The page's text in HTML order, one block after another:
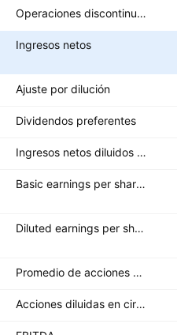
Operaciones discontinuas
Ingresos netos
Ajuste por dilución
Dividendos preferentes
Ingresos netos diluidos disponibles para los accionistas ordinarios
Basic earnings per share (basic EPS)
Diluted earnings per share (diluted EPS)
Promedio de acciones básicas en circulación
Acciones diluidas en circulación